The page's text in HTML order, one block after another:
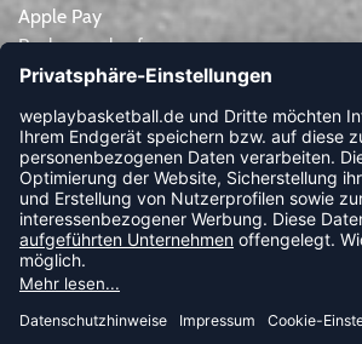
Apple Pay
Rechnungskauf
Lastschrift
Vorkasse
NEWSLETTER